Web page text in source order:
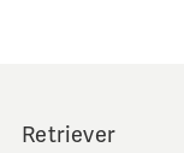
Retriever